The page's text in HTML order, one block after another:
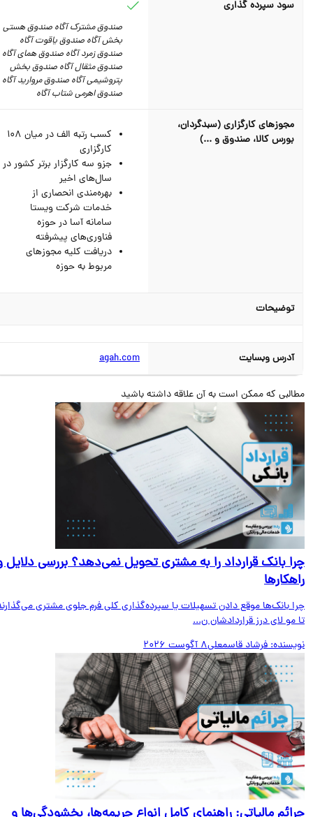
سود سپرده گذاری
صندوق مشترک آگاه صندوق هستی
بخش آگاه صندوق یاقوت آگاه
صندوق زمرد آگاه صندوق همای آگاه
صندوق مثقال آگاه صندوق بخش
پتروشیمی آگاه صندوق مروارید آگاه
صندوق اهرمی شتاب آگاه
مجوزهای کارگزاری (سبدگردان،
بورس کالا، صندوق و ...)
کسب رتبه الف در میان 108
کارگزاری
جزو سه کارگزار برتر کشور در
سال‌های اخیر
بهره‌مندی انحصاری از
خدمات شرکت ویستا
سامانه آسا در حوزه
فناوری‌های پیشرفته
دریافت کلیه مجوزهای
مربوط به حوزه
توضیحات
آدرس وبسایت agah.com
که ممکن است به آن علاقه داشته باشید
بانک قرارداد را به مشتری تحویل نمی‌دهد؟ بررسی دلایل و
بانک‌ها موقع دادن تسهیلات یا سپرده‌گذاری کلی فرم جلوی مشتری می‌گذارند
مو لای درز قراردادشان ن...
فرشاد قاسمعلی8 آگوست 2026